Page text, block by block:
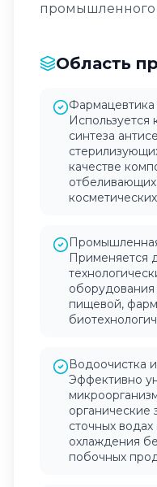
промышленного
Область
Фармацевтика
Используется
синтеза
качестве
Применяется
пищевой,
Водоочистка
Эффективно
органические
сточных
охлаждения
побочных